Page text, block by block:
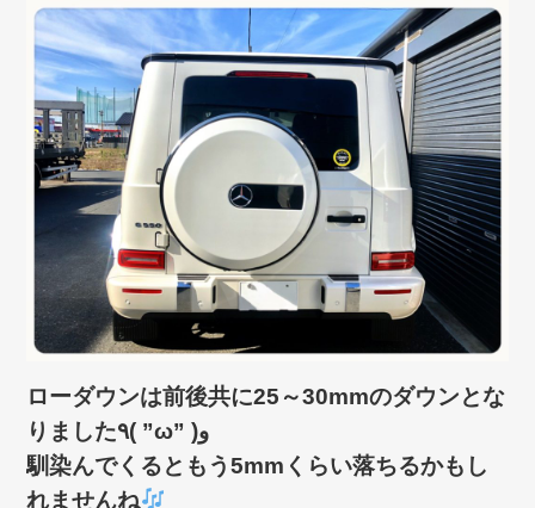
ローダウンは前後共に25～30mmのダウンとな
りました٩( ”ω” )و
馴染んでくるともう5mmくらい落ちるかもし
れませんね